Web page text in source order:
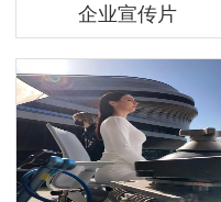
企业宣传片